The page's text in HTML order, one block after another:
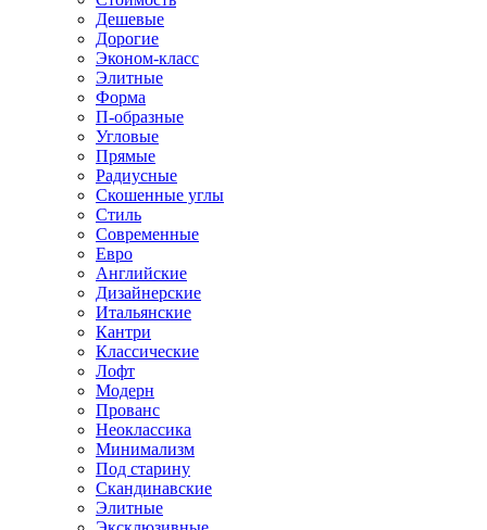
Дешевые
Дорогие
Эконом-класс
Элитные
Форма
П-образные
Угловые
Прямые
Радиусные
Скошенные углы
Стиль
Современные
Евро
Английские
Дизайнерские
Итальянские
Кантри
Классические
Лофт
Модерн
Прованс
Неоклассика
Минимализм
Под старину
Скандинавские
Элитные